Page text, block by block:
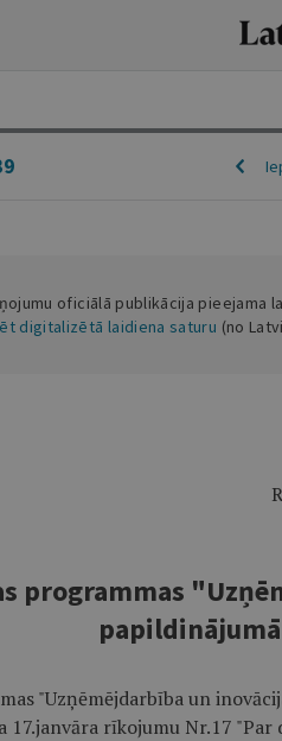
oficiālā publikācija pieejama
digitalizētā laidiena saturu (no
programmas
papildinājumā
"Uzņēmējdarbība un
rīkojumu Nr.17